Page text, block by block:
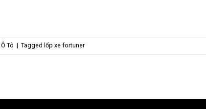
Tô | Tagged lốp xe fortuner